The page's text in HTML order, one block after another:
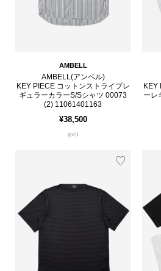
AMBELL
AMBELL(アンベル)
KEY PIECE コットンストライプレ
ギュラーカラーS/Sシャツ 00073
(2) 11061401163
¥38,500
guji
KEY
ーレ